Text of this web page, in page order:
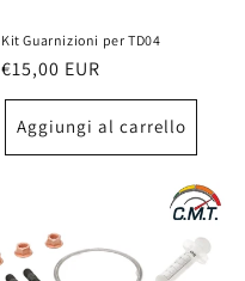
Kit Guarnizioni per TD04
Prezzo
di
listino
€15,00 EUR
Aggiungi al carrello